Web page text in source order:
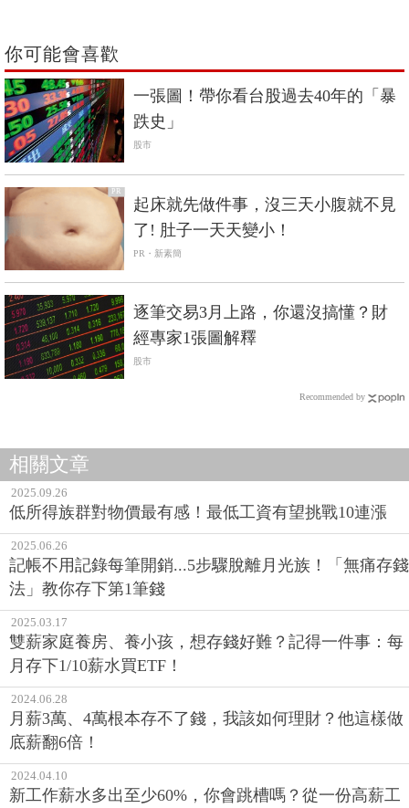
你可能會喜歡
一張圖！帶你看台股過去40年的「暴
跌史」
股市
PR
起床就先做件事，沒三天小腹就不見
了! 肚子一天天變小！
PR・新素簡
逐筆交易3月上路，你還沒搞懂？財
經專家1張圖解釋
股市
Recommended by
相關文章
2025.09.26
低所得族群對物價最有感！最低工資有望挑戰10連漲
2025.06.26
記帳不用記錄每筆開銷...5步驟脫離月光族！「無痛存錢
法」教你存下第1筆錢
2025.03.17
雙薪家庭養房、養小孩，想存錢好難？記得一件事：每
月存下1/10薪水買ETF！
2024.06.28
月薪3萬、4萬根本存不了錢，我該如何理財？他這樣做
底薪翻6倍！
2024.04.10
新工作薪水多出至少60%，你會跳槽嗎？從一份高薪工